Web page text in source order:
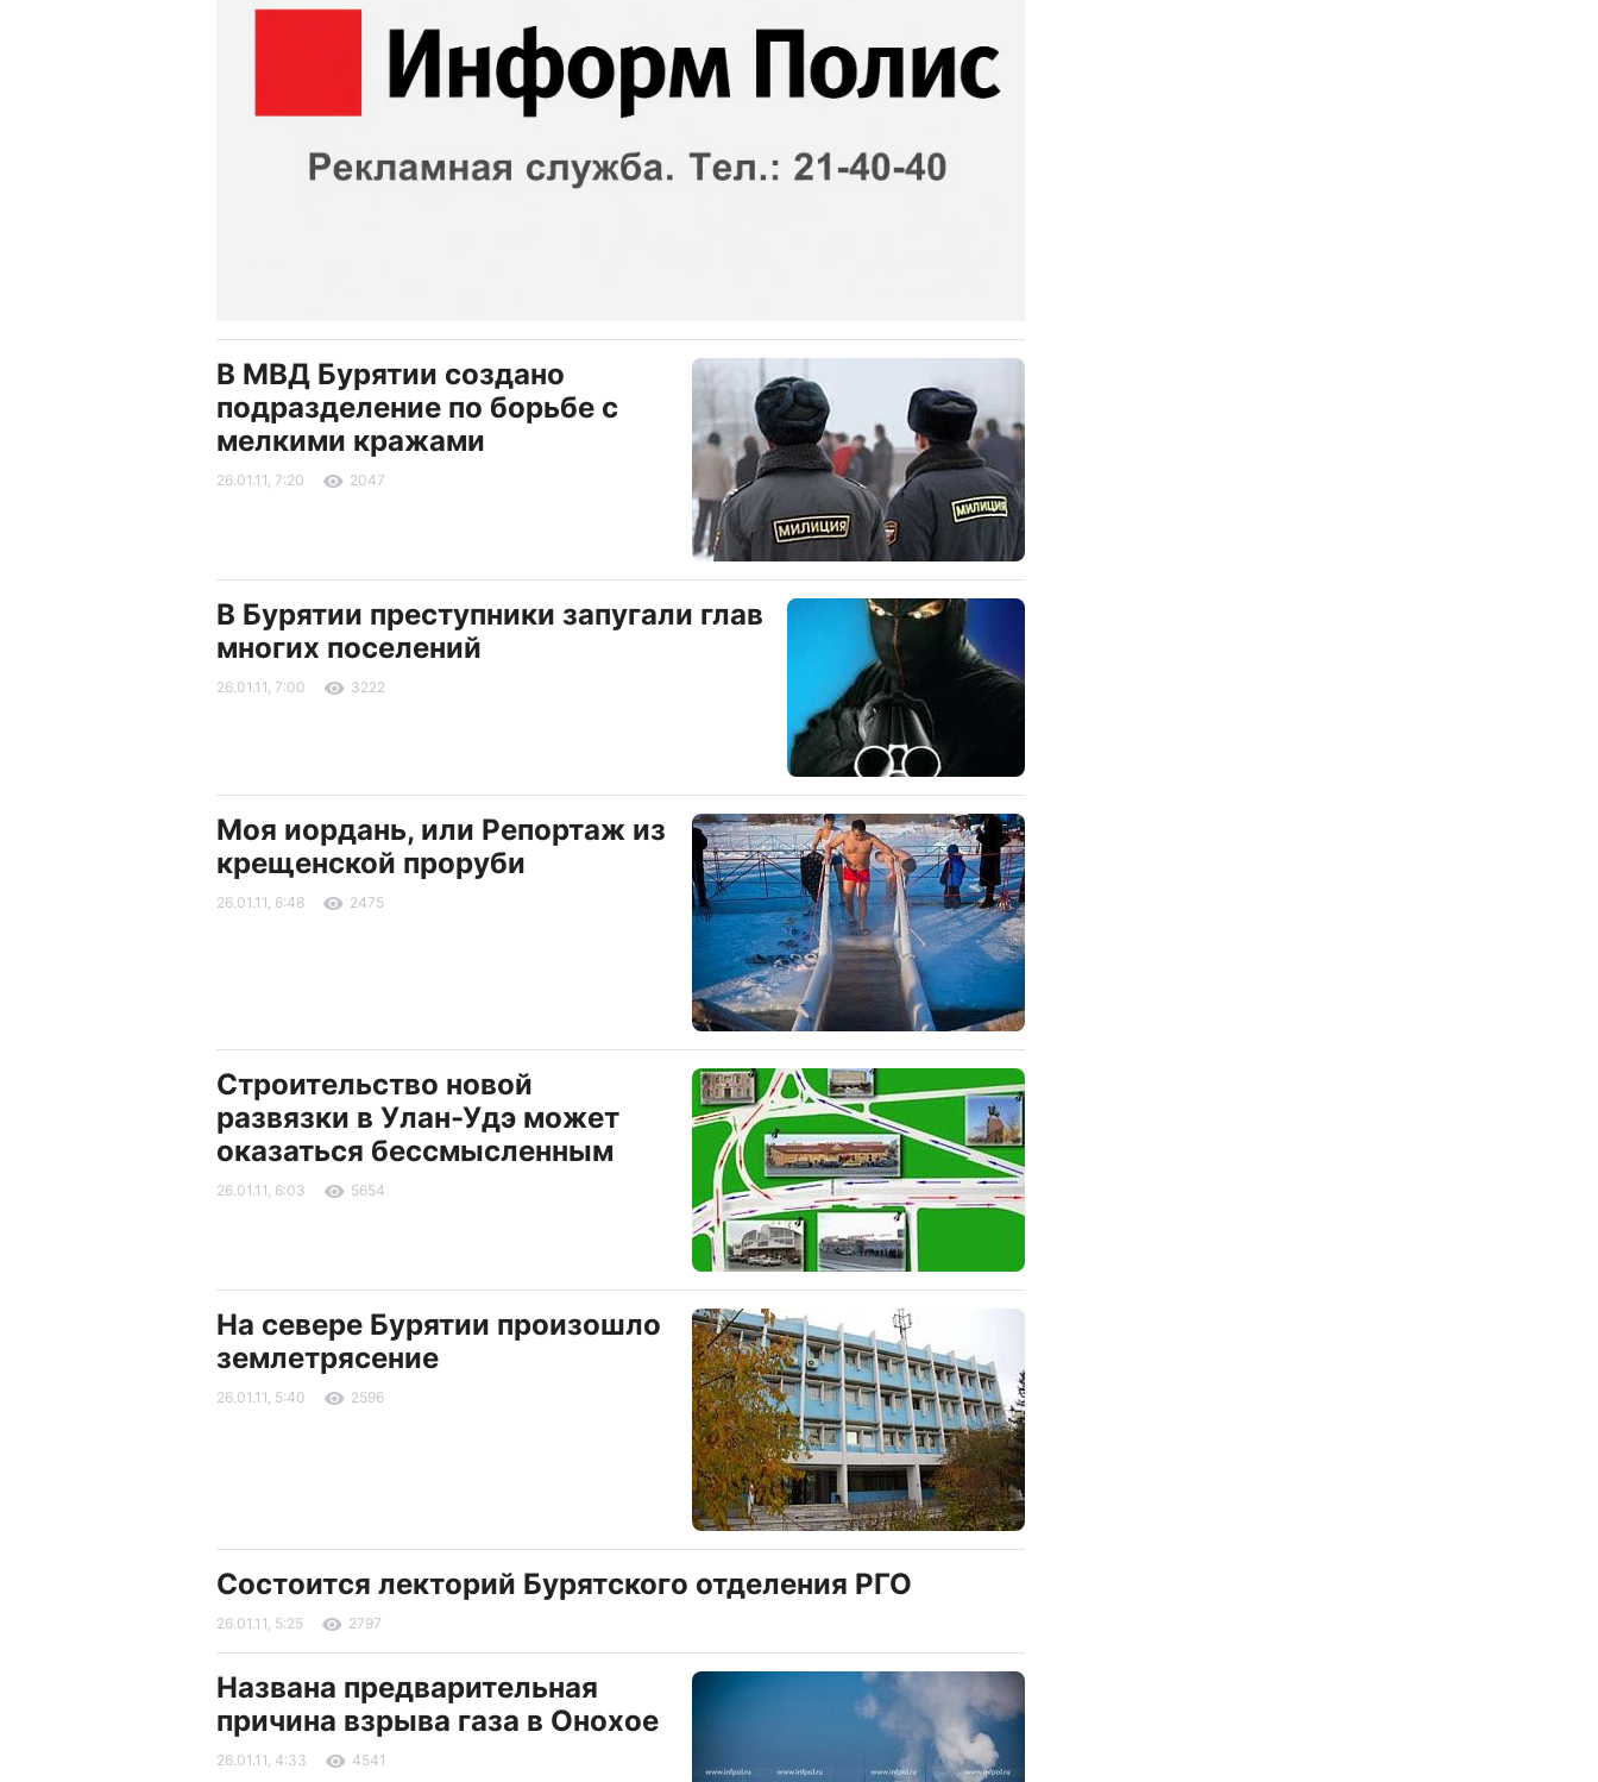
В МВД Бурятии создано
подразделение по борьбе с
мелкими кражами
26.01.11, 7:20 2047
В Бурятии преступники запугали глав
многих поселений
26.01.11, 7:00 3222
Моя иордань, или Репортаж из
крещенской проруби
26.01.11, 6:48 2475
Строительство новой
развязки в Улан-Удэ может
оказаться бессмысленным
26.01.11, 6:03 5654
На севере Бурятии произошло
землетрясение
26.01.11, 5:40 2596
Состоится лекторий Бурятского отделения РГО
26.01.11, 5:25 2797
Названа предварительная
причина взрыва газа в Онохое
26.01.11, 4:33 4541